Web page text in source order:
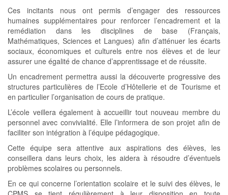
Ces incitants nous ont permis d’engager des ressources
humaines supplémentaires pour renforcer l’encadrement et la
remédiation dans les disciplines de base (Français,
Mathématiques, Sciences et Langues) afin d’atténuer les écarts
sociaux, économiques et culturels entre nos élèves et de leur
assurer une égalité de chance d’apprentissage et de réussite.
Un encadrement permettra aussi la découverte progressive des
structures particulières de l’Ecole d’Hôtellerie et de Tourisme et
en particulier l’organisation de cours de pratique.
L’école veillera également à accueillir tout nouveau membre du
personnel avec convivialité. Elle l’informera de son projet afin de
faciliter son intégration à l’équipe pédagogique.
Cette équipe sera attentive aux aspirations des élèves, les
conseillera dans leurs choix, les aidera à résoudre d’éventuels
problèmes scolaires ou personnels.
En ce qui concerne l’orientation scolaire et le suivi des élèves, le